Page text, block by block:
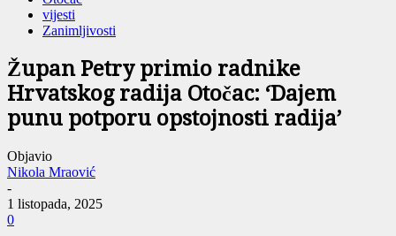
vijesti
Zanimljivosti
Župan Petry primio radnike
Hrvatskog radija Otočac: ‘Dajem
punu potporu opstojnosti radija’
Objavio
Nikola Mraović
-
1 listopada, 2025
0